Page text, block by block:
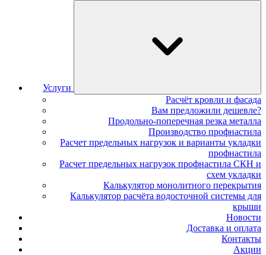
Услуги
Расчёт кровли и фасада
Вам предложили дешевле?
Продольно-поперечная резка металла
Производство профнастила
Расчет предельных нагрузок и варианты укладки
профнастила
Расчет предельных нагрузок профнастила СКН и
схем укладки
Калькулятор монолитного перекрытия
Калькулятор расчёта водосточной системы для
крыши
Новости
Доставка и оплата
Контакты
Акции